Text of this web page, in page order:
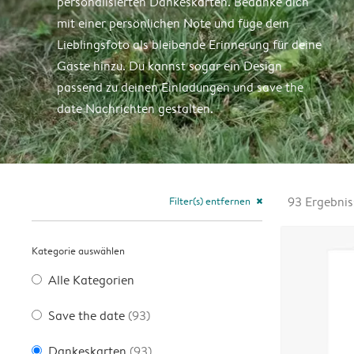
mit einer persönlichen Note und füge dein
Lieblingsfoto als bleibende Erinnerung für deine
Gäste hinzu. Du kannst sogar ein Design
passend zu deinen Einladungen und save the
date Nachrichten gestalten.
Filter(s) entfernen close
Kategorie auswählen
Alle Kategorien
Save the date (93)
93